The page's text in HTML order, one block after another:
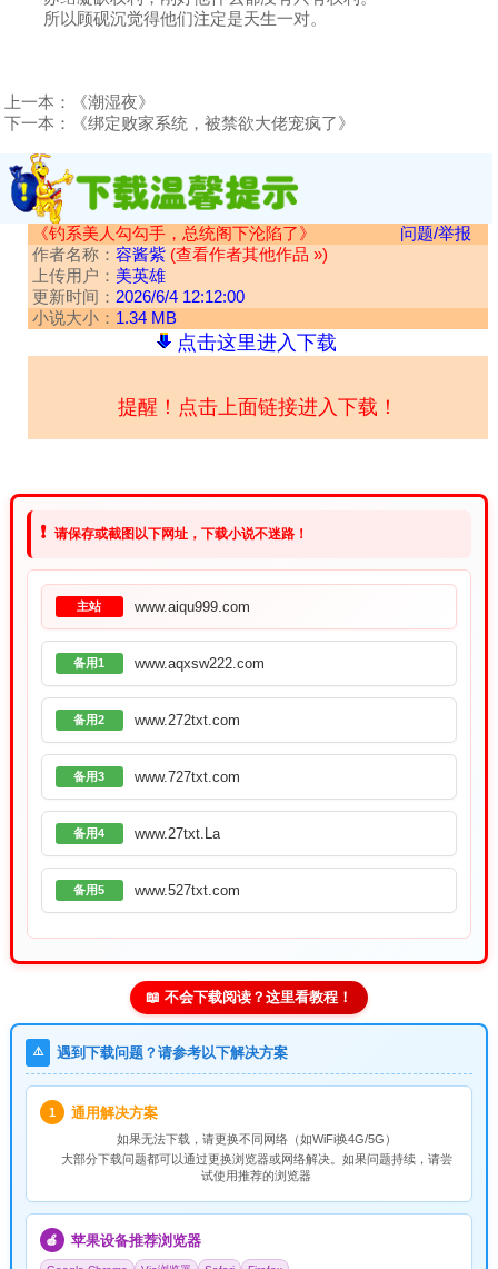
所以顾砚沉觉得他们注定是天生一对。
上一本：
《潮湿夜》
下一本：
《绑定败家系统，被禁欲大佬宠疯了》
《钓系美人勾勾手，总统阁下沦陷了》
问题/举报
作者名称： 容酱紫 (查看作者其他作品 »)
上传用户： 美英雄
更新时间： 2026/6/4 12:12:00
小说大小： 1.34 MB
点击这里进入下载
提醒！点击上面链接进入下载！
❗ 请保存或截图以下网址，下载小说不迷路！
主站 www.aiqu999.com
备用1 www.aqxsw222.com
备用2 www.272txt.com
备用3 www.727txt.com
备用4 www.27txt.La
备用5 www.527txt.com
📖 不会下载阅读？这里看教程！
⚠️ 遇到下载问题？请参考以下解决方案
1 通用解决方案
如果无法下载，请更换不同网络（如WiFi换4G/5G）
大部分下载问题都可以通过更换浏览器或网络解决。如果问题持续，请尝
试使用推荐的浏览器
🍎 苹果设备推荐浏览器